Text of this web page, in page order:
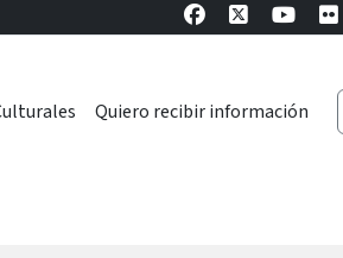
Quiero recibir información